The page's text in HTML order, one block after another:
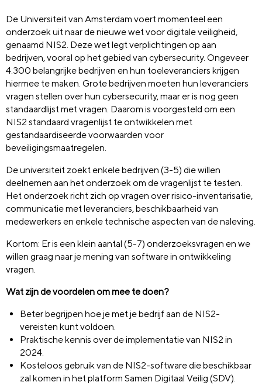
De Universiteit van Amsterdam voert momenteel een
onderzoek uit naar de nieuwe wet voor digitale veiligheid,
genaamd NIS2. Deze wet legt verplichtingen op aan
bedrijven, vooral op het gebied van cybersecurity. Ongeveer
4.300 belangrijke bedrijven en hun toeleveranciers krijgen
hiermee te maken. Grote bedrijven moeten hun leveranciers
vragen stellen over hun cybersecurity, maar er is nog geen
standaardlijst met vragen. Daarom is voorgesteld om een
NIS2 standaard vragenlijst te ontwikkelen met
gestandaardiseerde voorwaarden voor
beveiligingsmaatregelen.
De universiteit zoekt enkele bedrijven (3-5) die willen
deelnemen aan het onderzoek om de vragenlijst te testen.
Het onderzoek richt zich op vragen over risico-inventarisatie,
communicatie met leveranciers, beschikbaarheid van
medewerkers en enkele technische aspecten van de naleving.
Kortom: Er is een klein aantal (5-7) onderzoeksvragen en we
willen graag naar je mening van software in ontwikkeling
vragen.
Wat zijn de voordelen om mee te doen?
Beter begrijpen hoe je met je bedrijf aan de NIS2-
vereisten kunt voldoen.
Praktische kennis over de implementatie van NIS2 in
2024.
Kosteloos gebruik van de NIS2-software die beschikbaar
zal komen in het platform Samen Digitaal Veilig (SDV).